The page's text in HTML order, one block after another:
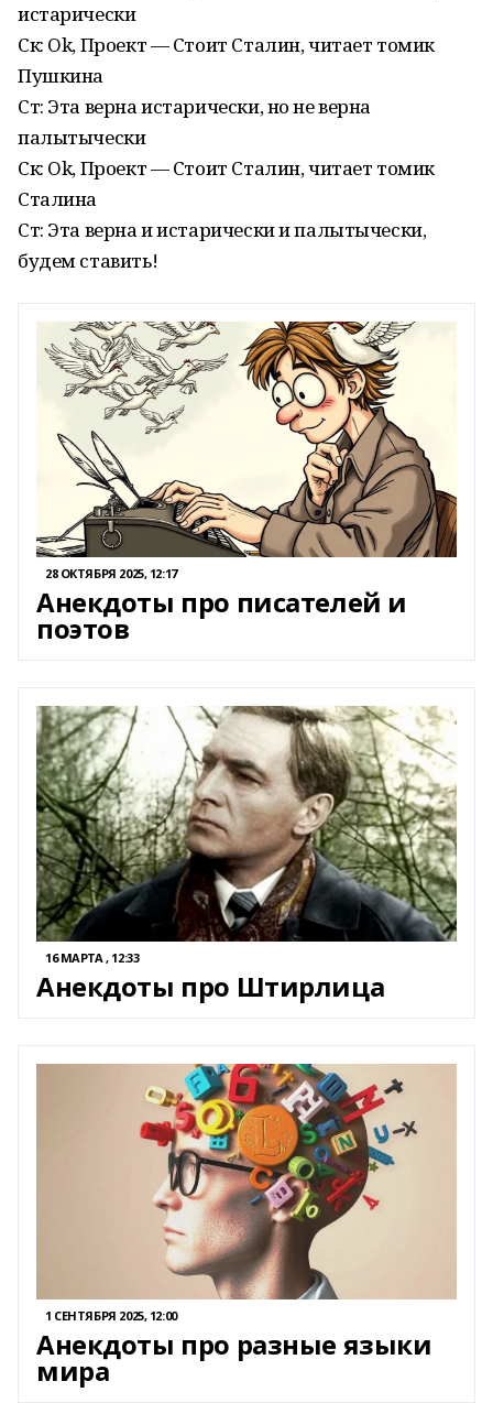
истарически
Ск: Ok, Проект — Стоит Сталин, читает томик
Пушкина
Ст: Эта верна истарически, но не верна
палытычески
Ск: Ok, Проект — Стоит Сталин, читает томик
Сталина
Ст: Эта верна и истарически и палытычески,
будем ставить!
28 ОКТЯБРЯ 2025, 12:17
Анекдоты про писателей и
поэтов
16 МАРТА , 12:33
Анекдоты про Штирлица
1 СЕНТЯБРЯ 2025, 12:00
Анекдоты про разные языки
мира